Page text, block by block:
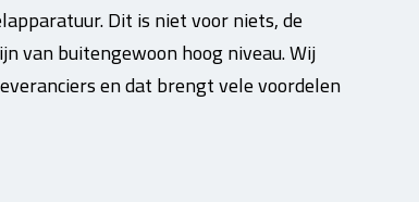
Dit is niet voor niets, de
van buitengewoon hoog niveau. Wij
en dat brengt vele voordelen